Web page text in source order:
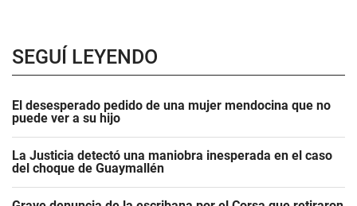
SEGUÍ LEYENDO
El desesperado pedido de una mujer mendocina que no
puede ver a su hijo
La Justicia detectó una maniobra inesperada en el caso
del choque de Guaymallén